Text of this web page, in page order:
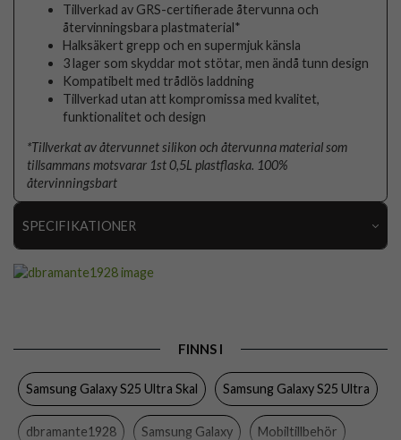
Tillverkad av GRS-certifierade återvunna och
återvinningsbara plastmaterial*
Halksäkert grepp och en supermjuk känsla
3 lager som skyddar mot stötar, men ändå tunn design
Kompatibelt med trådlös laddning
Tillverkad utan att kompromissa med kvalitet,
funktionalitet och design
*Tillverkat av återvunnet silikon och återvunna material som
tillsammans motsvarar 1st 0,5L plastflaska. 100%
återvinningsbart
SPECIFIKATIONER
Trådlös laddning-kompatibel
Färg Svart
Silikon
FINNS I
Samsung Galaxy S25 Ultra Skal Samsung Galaxy S25 Ultra
dbramante1928 Samsung Galaxy Mobiltillbehör